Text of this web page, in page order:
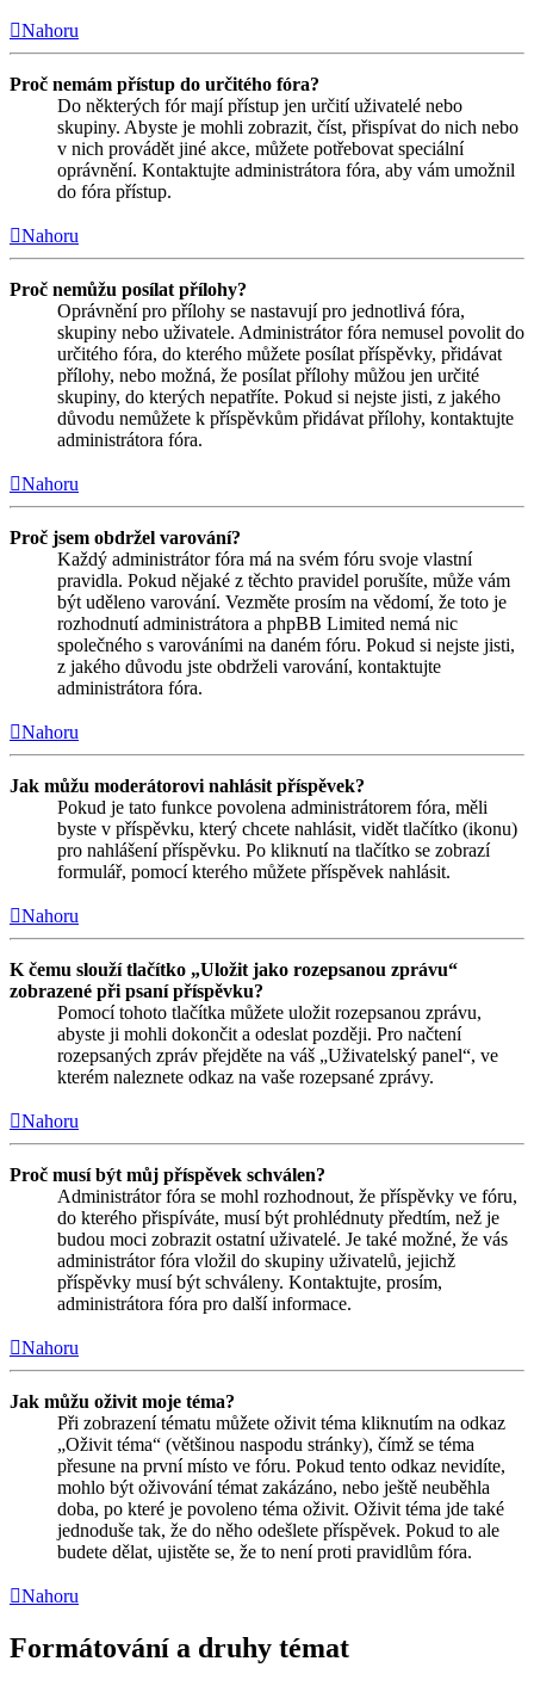
Nahoru
Proč nemám přístup do určitého fóra?
Do některých fór mají přístup jen určití uživatelé nebo
skupiny. Abyste je mohli zobrazit, číst, přispívat do nich nebo
v nich provádět jiné akce, můžete potřebovat speciální
oprávnění. Kontaktujte administrátora fóra, aby vám umožnil
do fóra přístup.
Nahoru
Proč nemůžu posílat přílohy?
Oprávnění pro přílohy se nastavují pro jednotlivá fóra,
skupiny nebo uživatele. Administrátor fóra nemusel povolit do
určitého fóra, do kterého můžete posílat příspěvky, přidávat
přílohy, nebo možná, že posílat přílohy můžou jen určité
skupiny, do kterých nepatříte. Pokud si nejste jisti, z jakého
důvodu nemůžete k příspěvkům přidávat přílohy, kontaktujte
administrátora fóra.
Nahoru
Proč jsem obdržel varování?
Každý administrátor fóra má na svém fóru svoje vlastní
pravidla. Pokud nějaké z těchto pravidel porušíte, může vám
být uděleno varování. Vezměte prosím na vědomí, že toto je
rozhodnutí administrátora a phpBB Limited nemá nic
společného s varováními na daném fóru. Pokud si nejste jisti,
z jakého důvodu jste obdrželi varování, kontaktujte
administrátora fóra.
Nahoru
Jak můžu moderátorovi nahlásit příspěvek?
Pokud je tato funkce povolena administrátorem fóra, měli
byste v příspěvku, který chcete nahlásit, vidět tlačítko (ikonu)
pro nahlášení příspěvku. Po kliknutí na tlačítko se zobrazí
formulář, pomocí kterého můžete příspěvek nahlásit.
Nahoru
K čemu slouží tlačítko „Uložit jako rozepsanou zprávu“
zobrazené při psaní příspěvku?
Pomocí tohoto tlačítka můžete uložit rozepsanou zprávu,
abyste ji mohli dokončit a odeslat později. Pro načtení
rozepsaných zpráv přejděte na váš „Uživatelský panel“, ve
kterém naleznete odkaz na vaše rozepsané zprávy.
Nahoru
Proč musí být můj příspěvek schválen?
Administrátor fóra se mohl rozhodnout, že příspěvky ve fóru,
do kterého přispíváte, musí být prohlédnuty předtím, než je
budou moci zobrazit ostatní uživatelé. Je také možné, že vás
administrátor fóra vložil do skupiny uživatelů, jejichž
příspěvky musí být schváleny. Kontaktujte, prosím,
administrátora fóra pro další informace.
Nahoru
Jak můžu oživit moje téma?
Při zobrazení tématu můžete oživit téma kliknutím na odkaz
„Oživit téma“ (většinou naspodu stránky), čímž se téma
přesune na první místo ve fóru. Pokud tento odkaz nevidíte,
mohlo být oživování témat zakázáno, nebo ještě neuběhla
doba, po které je povoleno téma oživit. Oživit téma jde také
jednoduše tak, že do něho odešlete příspěvek. Pokud to ale
budete dělat, ujistěte se, že to není proti pravidlům fóra.
Nahoru
Formátování a druhy témat